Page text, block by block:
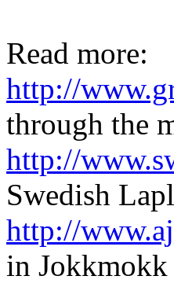
Read more:
http://
through the
http://
Swedish
http://
in Jokkmokk